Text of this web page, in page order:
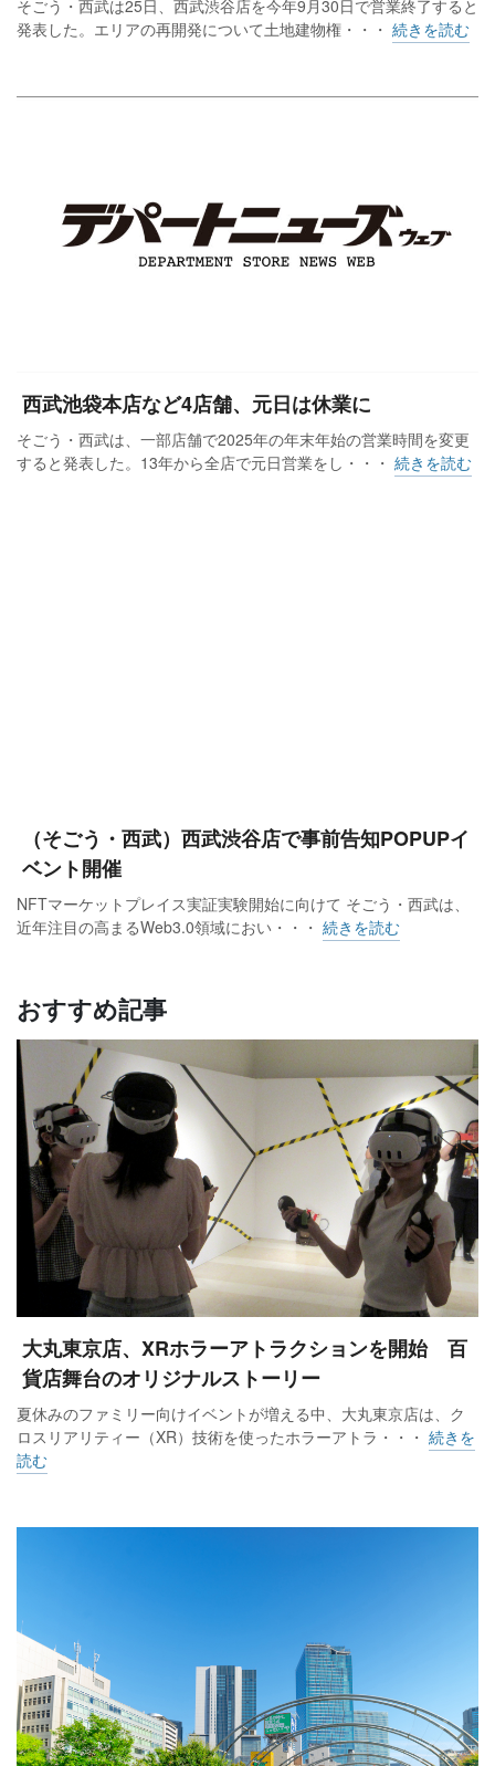
そごう・西武は25日、西武渋谷店を今年9月30日で営業終了すると
発表した。エリアの再開発について土地建物権・・・ 続きを読む
西武池袋本店など4店舗、元日は休業に
そごう・西武は、一部店舗で2025年の年末年始の営業時間を変更
すると発表した。13年から全店で元日営業をし・・・ 続きを読む
（そごう・西武）西武渋谷店で事前告知POPUPイ
ベント開催
NFTマーケットプレイス実証実験開始に向けて そごう・西武は、
近年注目の高まるWeb3.0領域におい・・・ 続きを読む
おすすめ記事
大丸東京店、XRホラーアトラクションを開始 百
貨店舞台のオリジナルストーリー
夏休みのファミリー向けイベントが増える中、大丸東京店は、ク
ロスリアリティー（XR）技術を使ったホラーアトラ・・・ 続きを
読む